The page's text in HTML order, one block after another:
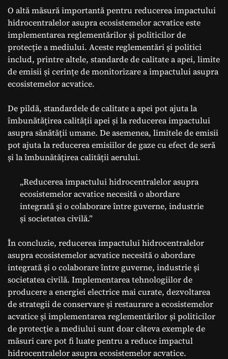
O altă măsură importantă pentru reducerea impactului
hidrocentralelor asupra ecosistemelor acvatice este
implementarea reglementărilor și politicilor de
protecție a mediului. Aceste reglementări și politici
includ, printre altele, standarde de calitate a apei, limite
de emisii și cerințe de monitorizare a impactului asupra
ecosistemelor acvatice.
De pildă, standardele de calitate a apei pot ajuta la
îmbunătățirea calității apei și la reducerea impactului
asupra sănătății umane. De asemenea, limitele de emisii
pot ajuta la reducerea emisiilor de gaze cu efect de seră
și la îmbunătățirea calității aerului.
„Reducerea impactului hidrocentralelor asupra
ecosistemelor acvatice necesită o abordare
integrată și o colaborare între guverne, industrie
și societatea civilă.”
În concluzie, reducerea impactului hidrocentralelor
asupra ecosistemelor acvatice necesită o abordare
integrată și o colaborare între guverne, industrie și
societatea civilă. Implementarea tehnologiilor de
producere a energiei electrice mai curate, dezvoltarea
de strategii de conservare și restaurare a ecosistemelor
acvatice și implementarea reglementărilor și politicilor
de protecție a mediului sunt doar câteva exemple de
măsuri care pot fi luate pentru a reduce impactul
hidrocentralelor asupra ecosistemelor acvatice.